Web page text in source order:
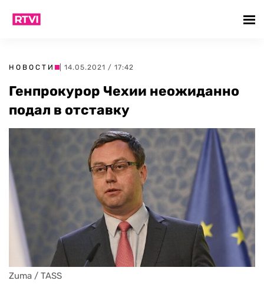
НОВОСТИ | 14.05.2021 / 17:42
Генпрокурор Чехии неожиданно
подал в отставку
Zuma / TASS